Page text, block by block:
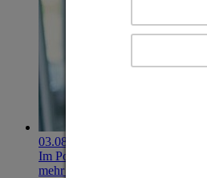
03.08.2026
Im Portfolio: Iset Telecom, IT für
mehr erfahren